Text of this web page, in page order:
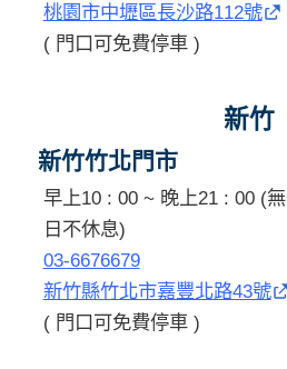
桃園市中壢區長沙路112號
( 門口可免費停車 )
新竹
新竹竹北門市
早上10 : 00 ~ 晚上21 : 00 (
日不休息)
03-6676679
新竹縣竹北市嘉豐北路43號
( 門口可免費停車 )